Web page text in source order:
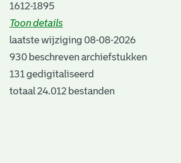
1612-1895
Toon details
Datering:
1612-1895
Beschrijving:
Inventaris van het archief van het
laatste wijziging 08-08-2026
930 beschreven archiefstukken
131 gedigitaliseerd
totaal 24.012 bestanden